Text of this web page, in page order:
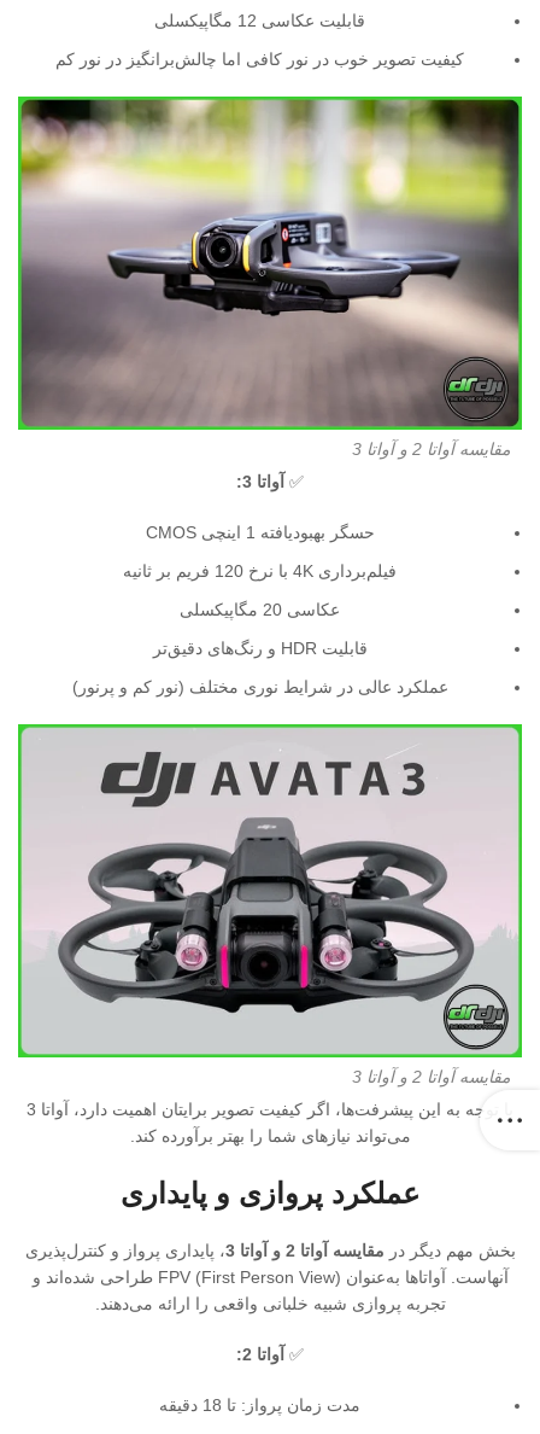
قابلیت عکاسی 12 مگاپیکسلی
کیفیت تصویر خوب در نور کافی اما چالش‌برانگیز در نور کم
مقایسه آواتا 2 و آواتا 3
✅ آواتا 3:
حسگر بهبود‌یافته 1 اینچی CMOS
فیلم‌برداری 4K با نرخ 120 فریم بر ثانیه
عکاسی 20 مگاپیکسلی
قابلیت HDR و رنگ‌های دقیق‌تر
عملکرد عالی در شرایط نوری مختلف (نور کم و پرنور)
مقایسه آواتا 2 و آواتا 3
با توجه به این پیشرفت‌ها، اگر کیفیت تصویر برایتان اهمیت دارد، آواتا 3
می‌تواند نیازهای شما را بهتر برآورده کند.
عملکرد پروازی و پایداری
بخش مهم دیگر در مقایسه آواتا 2 و آواتا 3
، پایداری پرواز و کنترل‌پذیری
آنهاست. آواتاها به‌عنوان FPV (First Person View) طراحی شده‌اند و
تجربه پروازی شبیه خلبانی واقعی را ارائه می‌دهند.
✅ آواتا 2:
مدت زمان پرواز: تا 18 دقیقه